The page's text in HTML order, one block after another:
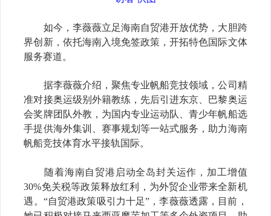
如今，李薇薇立足海南自贸港开放优势，大胆跨
界创新，依托海南入境免签政策，开拓特色国际文体
服务赛道。
据李薇薇介绍，聚焦专业帆船竞技领域，公司精
准对接奥运级别外籍教练，先后引进东京、巴黎奥运
会奖牌团队外教，为国内专业运动队、青少年帆船选
手提供海外集训、赛事规划等一站式服务，助力海南
帆船竞技体育水平接轨国际。
随着海南自贸港启动全岛封关运作，加工增值
30%免关税等政策释放红利，为外贸企业带来全新机
遇。“自贸港政策吸引力十足”，李薇薇透露，目前，